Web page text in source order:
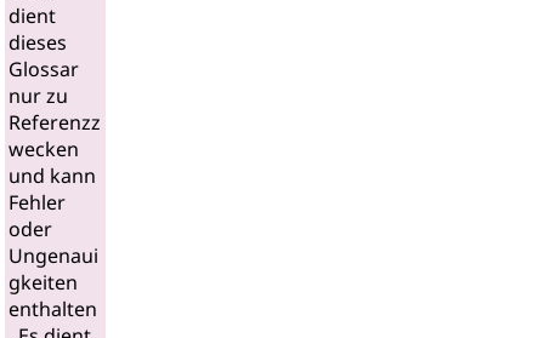
dient
dieses
Glossar
nur zu
Referenzz
wecken
und kann
Fehler
oder
Ungenaui
gkeiten
enthalten